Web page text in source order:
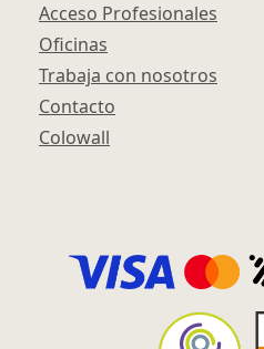
Acceso Profesionales
Oficinas
Trabaja con nosotros
Contacto
Colowall